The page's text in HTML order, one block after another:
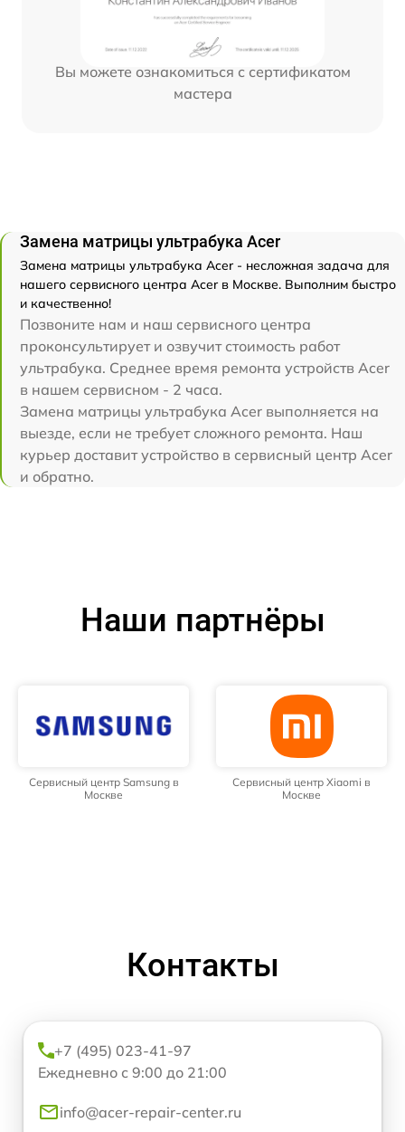
Вы можете ознакомиться с сертификатом
мастера
Замена матрицы ультрабука Acer
Замена матрицы ультрабука Acer - несложная задача для
нашего сервисного центра Acer в Москве. Выполним быстро
и качественно!
Позвоните нам и наш сервисного центра
проконсультирует и озвучит стоимость работ
ультрабука. Среднее время ремонта устройств Acer
в нашем сервисном - 2 часа.
Замена матрицы ультрабука Acer выполняется на
выезде, если не требует сложного ремонта. Наш
курьер доставит устройство в сервисный центр Acer
и обратно.
Наши партнёры
Сервисный центр Samsung в
Москве
Сервисный центр Xiaomi в
Москве
Контакты
+7 (495) 023-41-97
Ежедневно с 9:00 до 21:00
info@acer-repair-center.ru